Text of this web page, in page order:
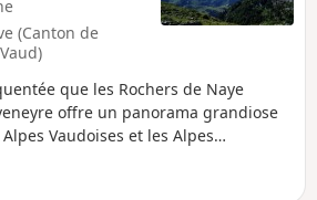
(Canton de
que les Rochers de Naye
offre un panorama grandiose
Vaudoises et les Alpes